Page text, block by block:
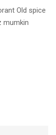
Old spice
mumkin